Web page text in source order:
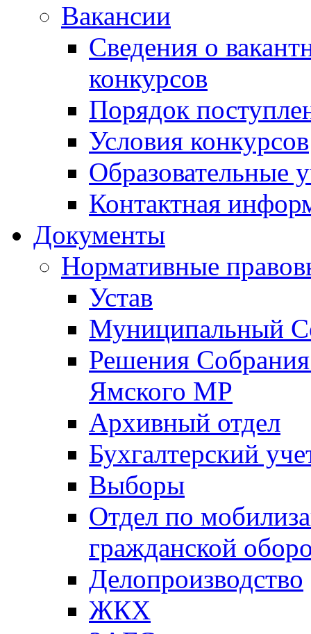
Вакансии
Сведения о
конкурсов
Порядок
Условия конкурсов
Образовательные
Контактная
Документы
Нормативные
Устав
Муниципальный
Решения
Ямского МР
Архивный отдел
Бухгалтерский
Выборы
Отдел по
гражданской
Делопроизводство
ЖКХ